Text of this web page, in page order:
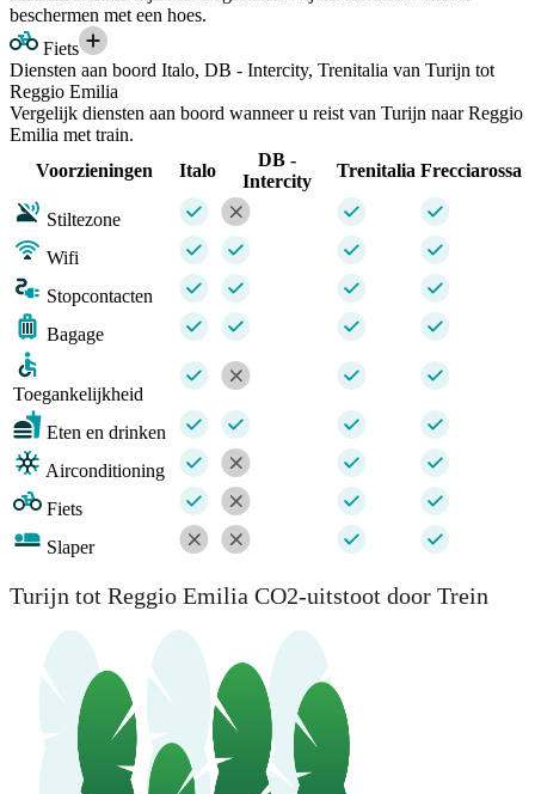
beschermen met een hoes.
Fiets
Diensten aan boord Italo, DB - Intercity, Trenitalia van Turijn tot
Reggio Emilia
Vergelijk diensten aan boord wanneer u reist van Turijn naar Reggio
Emilia met train.
Voorzieningen
Italo
DB -
Intercity
Trenitalia Frecciarossa
Stiltezone
Wifi
Stopcontacten
Bagage
Toegankelijkheid
Eten en drinken
Airconditioning
Fiets
Slaper
Turijn tot Reggio Emilia CO2-uitstoot door Trein